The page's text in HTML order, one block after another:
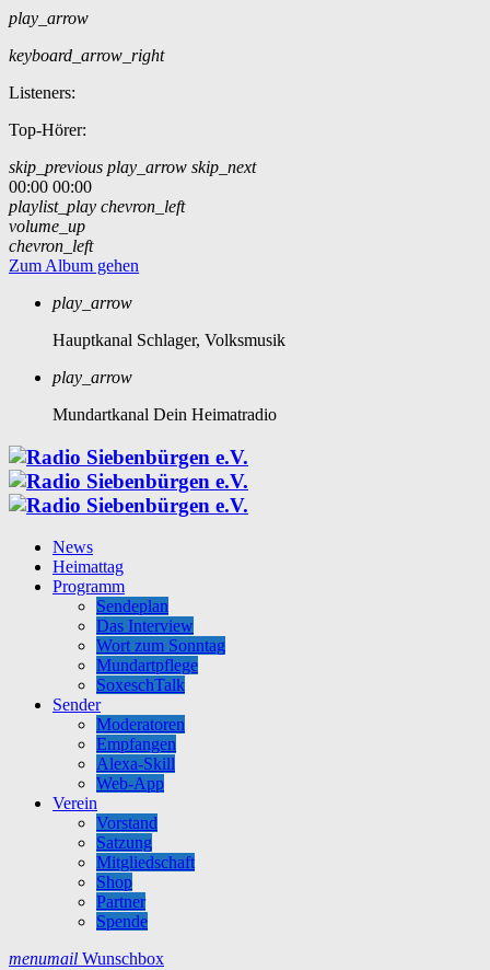
play_arrow
keyboard_arrow_right
Listeners:
Top-Hörer:
skip_previous play_arrow skip_next
00:00 00:00
playlist_play chevron_left
volume_up
chevron_left
Zum Album gehen
play_arrow
Hauptkanal Schlager, Volksmusik
play_arrow
Mundartkanal Dein Heimatradio
News
Heimattag
Programm
Sendeplan
Das Interview
Wort zum Sonntag
Mundartpflege
SoxeschTalk
Sender
Moderatoren
Empfangen
Alexa-Skill
Web-App
Verein
Vorstand
Satzung
Mitgliedschaft
Shop
Partner
Spende
menumail Wunschbox